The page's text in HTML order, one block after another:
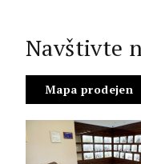
Navštivte
Mapa prodejen